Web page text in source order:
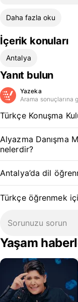
Daha fazla oku
İçerik konuları
Antalya
Yanıt bulun
Yazeka
Arama sonuçlarına
Türkçe Konuşma
Alyazma Danışma
nelerdir?
Antalya’da dil
Türkçe öğrenmek
Yaşam